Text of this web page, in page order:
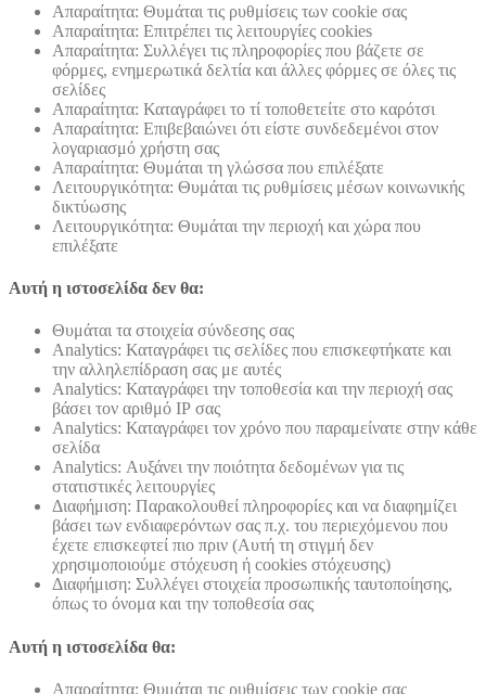
Απαραίτητα: Θυμάται τις ρυθμίσεις των cookie σας
Απαραίτητα: Επιτρέπει τις λειτουργίες cookies
Απαραίτητα: Συλλέγει τις πληροφορίες που βάζετε σε
φόρμες, ενημερωτικά δελτία και άλλες φόρμες σε όλες τις
σελίδες
Απαραίτητα: Καταγράφει το τί τοποθετείτε στο καρότσι
Απαραίτητα: Επιβεβαιώνει ότι είστε συνδεδεμένοι στον
λογαριασμό χρήστη σας
Απαραίτητα: Θυμάται τη γλώσσα που επιλέξατε
Λειτουργικότητα: Θυμάται τις ρυθμίσεις μέσων κοινωνικής
δικτύωσης
Λειτουργικότητα: Θυμάται την περιοχή και χώρα που
επιλέξατε
Αυτή η ιστοσελίδα δεν θα:
Θυμάται τα στοιχεία σύνδεσης σας
Analytics: Καταγράφει τις σελίδες που επισκεφτήκατε και
την αλληλεπίδραση σας με αυτές
Analytics: Καταγράφει την τοποθεσία και την περιοχή σας
βάσει τον αριθμό ΙΡ σας
Analytics: Καταγράφει τον χρόνο που παραμείνατε στην κάθε
σελίδα
Analytics: Αυξάνει την ποιότητα δεδομένων για τις
στατιστικές λειτουργίες
Διαφήμιση: Παρακολουθεί πληροφορίες και να διαφημίζει
βάσει των ενδιαφερόντων σας π.χ. του περιεχόμενου που
έχετε επισκεφτεί πιο πριν (Αυτή τη στιγμή δεν
χρησιμοποιούμε στόχευση ή cookies στόχευσης)
Διαφήμιση: Συλλέγει στοιχεία προσωπικής ταυτοποίησης,
όπως το όνομα και την τοποθεσία σας
Αυτή η ιστοσελίδα θα:
Απαραίτητα: Θυμάται τις ρυθμίσεις των cookie σας